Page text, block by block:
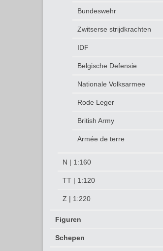
Bundeswehr
Zwitserse strijdkrachten
IDF
Belgische Defensie
Nationale Volksarmee
Rode Leger
British Army
Armée de terre
N | 1:160
TT | 1:120
Z | 1:220
Figuren
Schepen